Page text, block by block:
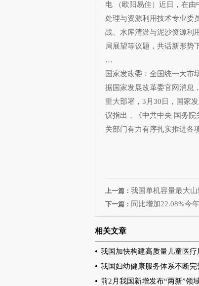
电 （欧阳易佳）近日，在
处理与资源利用技术专业委
战、水库清淤与泥沙资源利
局展望等议题，共话新形势
…
国家发改委：全国统一大市
据国家发展改革委官网消息
重大部署，3月30日，国家
议指出，《中共中央 国务
关部门有力有序扎实推进各
上一篇： 我国单机容量最大
下一篇： 同比增加22.08%今
相关文章
我国加快构建高质量儿童医疗
我国妇幼健康服务体系不断完
前2月我国新增发布“两新”领